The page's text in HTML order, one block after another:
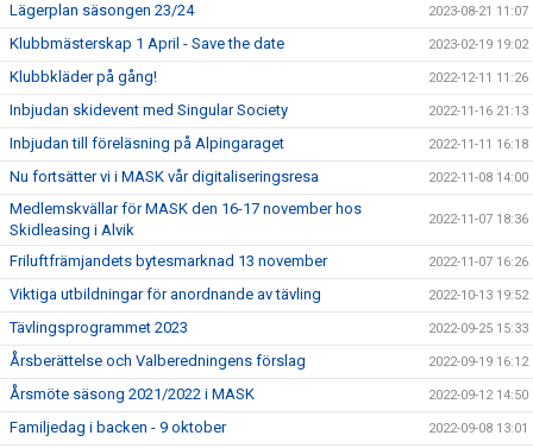
Lägerplan säsongen 23/24 2023-08-21 11:07
Klubbmästerskap 1 April - Save the date 2023-02-19 19:02
Klubbkläder på gång! 2022-12-11 11:26
Inbjudan skidevent med Singular Society 2022-11-16 21:13
Inbjudan till föreläsning på Alpingaraget 2022-11-11 16:18
Nu fortsätter vi i MASK vår digitaliseringsresa 2022-11-08 14:00
Medlemskvällar för MASK den 16-17 november hos
Skidleasing i Alvik
2022-11-07 18:36
Friluftfrämjandets bytesmarknad 13 november 2022-11-07 16:26
Viktiga utbildningar för anordnande av tävling 2022-10-13 19:52
Tävlingsprogrammet 2023 2022-09-25 15:33
Årsberättelse och Valberedningens förslag 2022-09-19 16:12
Årsmöte säsong 2021/2022 i MASK 2022-09-12 14:50
Familjedag i backen - 9 oktober 2022-09-08 13:01